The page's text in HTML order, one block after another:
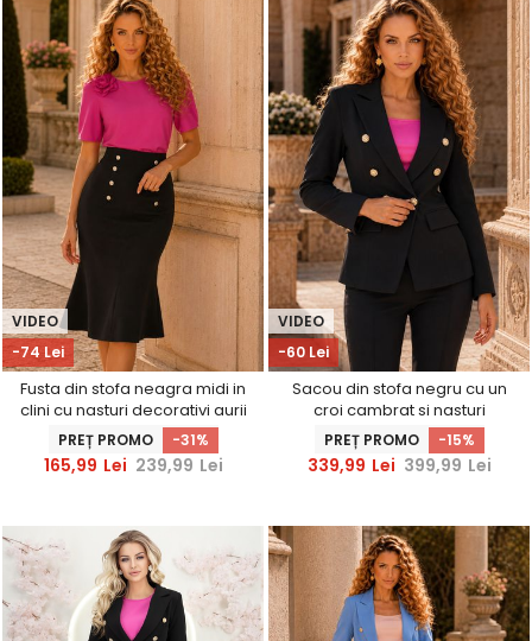
-74 Lei
VIDEO
Fusta din stofa neagra midi in
clini cu nasturi decorativi aurii
- StarShinerS
PREȚ PROMO -31%
165,99 Lei 239,99 Lei
-60 Lei
VIDEO
Sacou din stofa negru cu un
croi cambrat si nasturi
decorativi aurii- StarShinerS
PREȚ PROMO -15%
339,99 Lei 399,99 Lei